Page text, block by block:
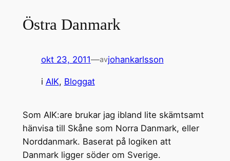
Östra Danmark
okt 23, 2011—avjohankarlsson
i AIK, Bloggat
Som AIK:are brukar jag ibland lite skämtsamt
hänvisa till Skåne som Norra Danmark, eller
Norddanmark. Baserat på logiken att
Danmark ligger söder om Sverige.